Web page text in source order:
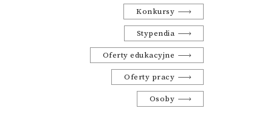
Konkursy
Stypendia
Oferty edukacyjne
Oferty pracy
Osoby